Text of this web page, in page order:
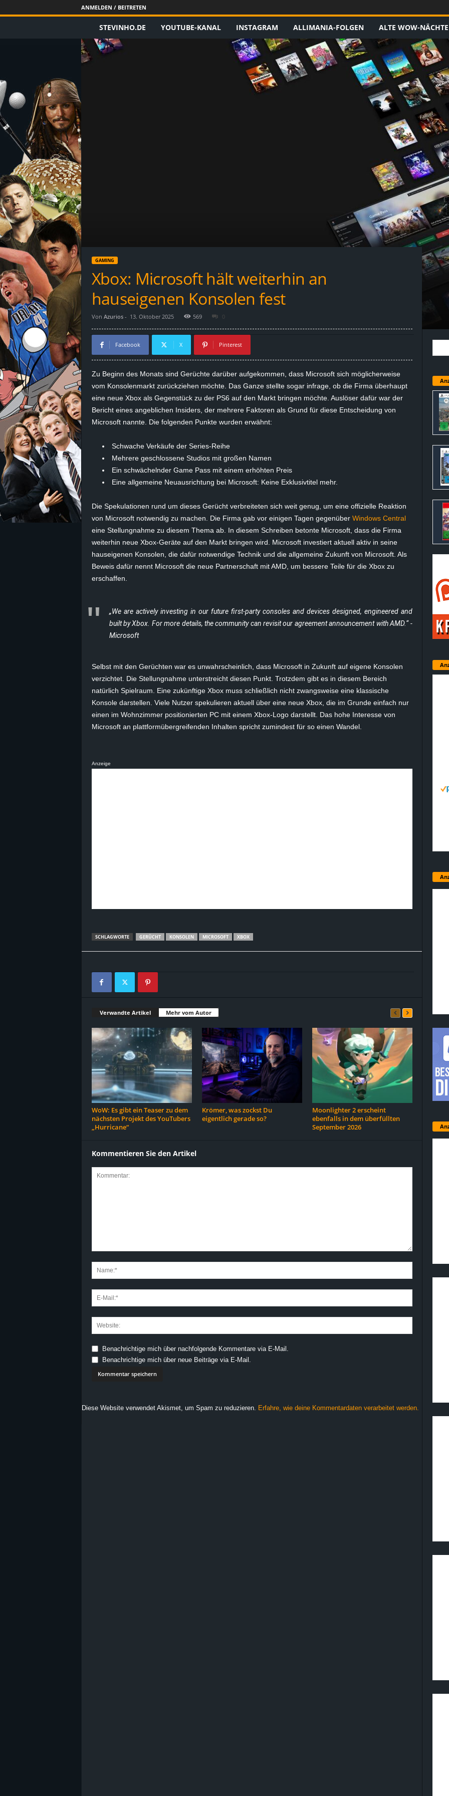
ANMELDEN / BEITRETEN
e
E
i
n
s
g
c
h
n
r
B
STEVINHO.DE YOUTUBE-KANAL INSTAGRAM ALLIMANIA-FOLGEN ALTE WOW-NÄCHTE
GAMING
Xbox: Microsoft hält weiterhin an
hauseigenen Konsolen fest
Von Azurios- 13. Oktober 2025 569 0
Facebook X Pinterest
Zu Beginn des Monats sind Gerüchte darüber aufgekommen, dass Microsoft sich möglicherweise
vom Konsolenmarkt zurückziehen möchte. Das Ganze stellte sogar infrage, ob die Firma überhaupt
eine neue Xbox als Gegenstück zu der PS6 auf den Markt bringen möchte. Auslöser dafür war der
Bericht eines angeblichen Insiders, der mehrere Faktoren als Grund für diese Entscheidung von
Microsoft nannte. Die folgenden Punkte wurden erwähnt:
Schwache Verkäufe der Series-Reihe
Mehrere geschlossene Studios mit großen Namen
Ein schwächelnder Game Pass mit einem erhöhten Preis
Eine allgemeine Neuausrichtung bei Microsoft: Keine Exklusivtitel mehr.
Die Spekulationen rund um dieses Gerücht verbreiteten sich weit genug, um eine offizielle Reaktion
von Microsoft notwendig zu machen. Die Firma gab vor einigen Tagen gegenüber Windows Central
eine Stellungnahme zu diesem Thema ab. In diesem Schreiben betonte Microsoft, dass die Firma
weiterhin neue Xbox-Geräte auf den Markt bringen wird. Microsoft investiert aktuell aktiv in seine
hauseigenen Konsolen, die dafür notwendige Technik und die allgemeine Zukunft von Microsoft. Als
Beweis dafür nennt Microsoft die neue Partnerschaft mit AMD, um bessere Teile für die Xbox zu
erschaffen.
„We are actively investing in our future first-party consoles and devices designed, engineered and
built by Xbox. For more details, the community can revisit our agreement announcement with AMD.“ -
Microsoft
Selbst mit den Gerüchten war es unwahrscheinlich, dass Microsoft in Zukunft auf eigene Konsolen
verzichtet. Die Stellungnahme unterstreicht diesen Punkt. Trotzdem gibt es in diesem Bereich
natürlich Spielraum. Eine zukünftige Xbox muss schließlich nicht zwangsweise eine klassische
Konsole darstellen. Viele Nutzer spekulieren aktuell über eine neue Xbox, die im Grunde einfach nur
einen im Wohnzimmer positionierten PC mit einem Xbox-Logo darstellt. Das hohe Interesse von
Microsoft an plattformübergreifenden Inhalten spricht zumindest für so einen Wandel.
Anzeige
SCHLAGWORTE GERÜCHT KONSOLEN MICROSOFT XBOX
Verwandte Artikel Mehr vom Autor
WoW: Es gibt ein Teaser zu dem
nächsten Projekt des YouTubers
„Hurricane“
Krömer, was zockst Du
eigentlich gerade so?
Moonlighter 2 erscheint
ebenfalls in dem überfüllten
September 2026
Kommentieren Sie den Artikel
Benachrichtige mich über nachfolgende Kommentare via E-Mail.
Benachrichtige mich über neue Beiträge via E-Mail.
Diese Website verwendet Akismet, um Spam zu reduzieren. Erfahre, wie deine Kommentardaten verarbeitet werden.